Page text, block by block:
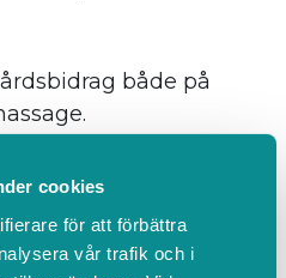
cookies
för att förbättra
vår trafik och i
både på
om ni är intresserade